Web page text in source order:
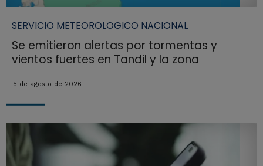
SERVICIO METEOROLOGICO NACIONAL
Se emitieron alertas por tormentas y
vientos fuertes en Tandil y la zona
5 de agosto de 2026